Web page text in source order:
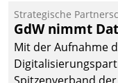
kommunale
gemeinsam mit der
Teilprozess der
Strategische
GdW nimmt
Mit der Aufnahme